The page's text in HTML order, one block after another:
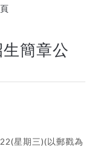
簡章公
星期三)(以郵戳為